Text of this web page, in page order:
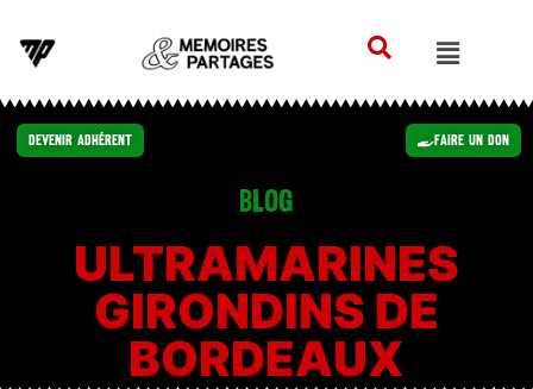
Devenir Adhérent Faire un Don
Blog
ULTRAMARINES
GIRONDINS DE
BORDEAUX